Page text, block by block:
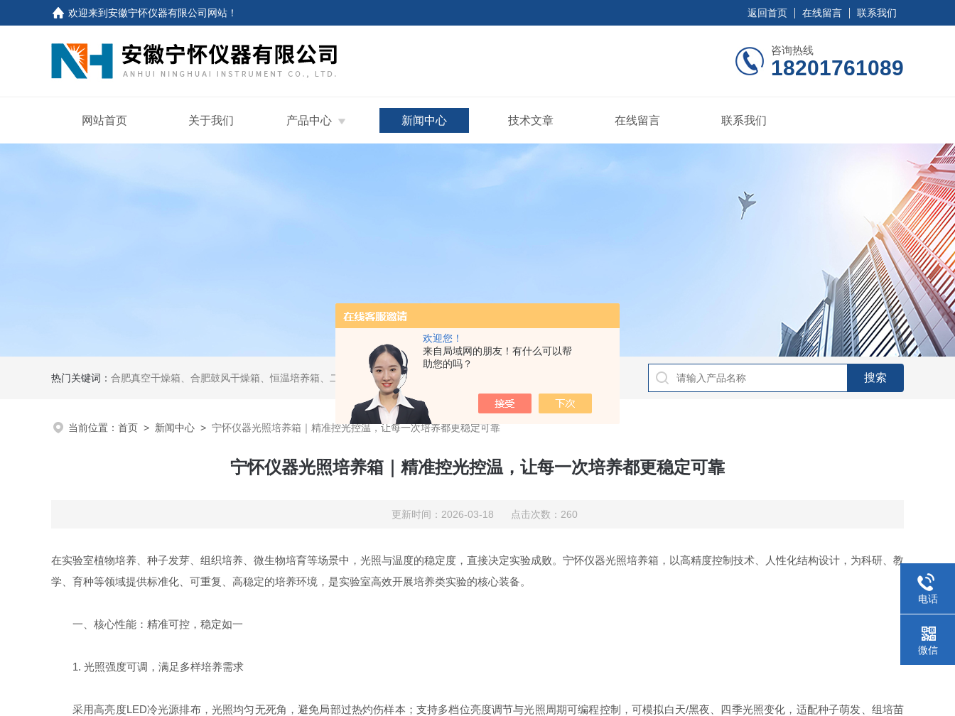
欢迎您！
来自局域网的朋友！有什么可以帮
助您的吗？
欢迎来到安徽宁怀仪器有限公司网站 ！ 返回首页 在线留言 联系我们
咨询热线
18201761089
网站首页 关于我们 产品中心 新闻中心 技术文章 在线留言 联系我们
热门关键词： 合肥真空干燥箱、合肥鼓风干燥箱、恒温培养箱、二氧化碳培养箱、恒温摇床、合肥冷冻干燥机、烘箱、低温恒温槽、恒温恒湿培养箱、人工气候培养箱
当前位置： 首页 > 新闻中心 > 宁怀仪器光照培养箱｜精准控光控温，让每一次培养都更稳定可靠
宁怀仪器光照培养箱｜精准控光控温，让每一次培养都更稳定可靠
更新时间：2026-03-18 点击次数：260
在实验室植物培养、种子发芽、组织培养、微生物培育等场景中，光照与温度的稳定度，直接决定实验成败。宁怀仪器光照培养箱，以高精度控制技术、人性化结构设计，为科研、教
学、育种等领域提供标准化、可重复、高稳定的培养环境，是实验室高效开展培养类实验的核心装备。
一、核心性能：精准可控，稳定如一
1. 光照强度可调，满足多样培养需求
采用高亮度LED冷光源排布，光照均匀无死角，避免局部过热灼伤样本；支持多档位亮度调节与光照周期可编程控制，可模拟白天/黑夜、四季光照变化，适配种子萌发、组培苗
电话
微信